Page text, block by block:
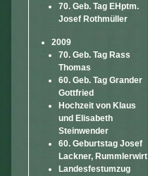
70. Geb. Tag EHptm.
Josef Rothmüller
2009
70. Geb. Tag Rass
Thomas
60. Geb. Tag Grander
Gottfried
Hochzeit von Klaus
und Elisabeth
Steinwender
60. Geburtstag Josef
Lackner, Rummlerwirt
Landesfestumzug